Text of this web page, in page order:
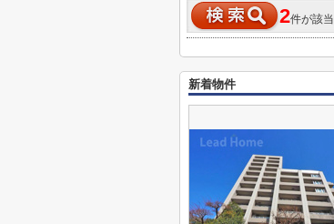
2件が該当
新着物件